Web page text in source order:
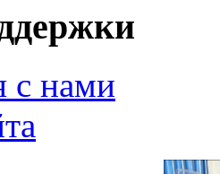
с нами